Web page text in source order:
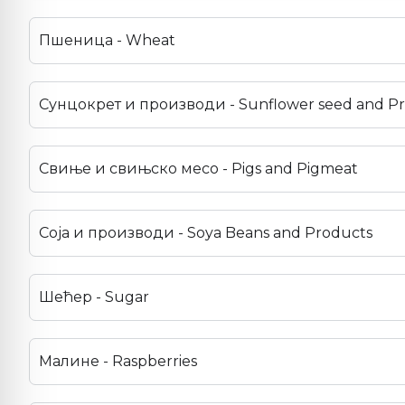
Пшеница - Wheat
Сунцокрет и производи - Sunflower seed and
Свиње и свињско месо - Pigs and Pigmeat
Соја и производи - Soya Beans and Products
Шећер - Sugar
Малине - Raspberries